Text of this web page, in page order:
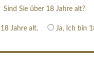
Sind Sie über 18 Jahre alt?
Jahre alt. Ja, Ich bin